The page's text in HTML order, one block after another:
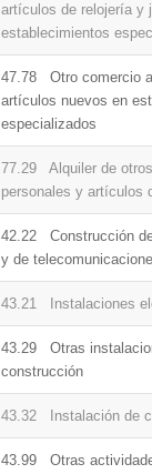
artículos de relojería y
establecimientos
47.78 Otro comercio
artículos nuevos en
especializados
77.29 Alquiler de
personales y artículos
42.22 Construcción
y de
43.21 Instalaciones
43.29 Otras
construcción
43.32 Instalación de
43.99 Otras